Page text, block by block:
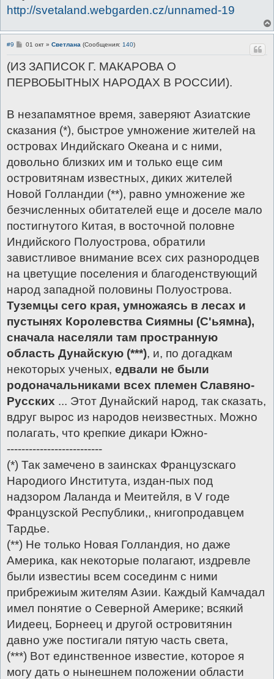
http://svetaland.webgarden.cz/unnamed-19
#9
С
б
е
н
01 окт» Светлана (Сообщения: 140)
(ИЗ ЗАПИСОК Г. МАКАРОВА О
ПЕРВОБЫТНЫХ НАРОДАХ В РОССИИ).
В незапамятное время, заверяют Азиатские
сказания (*), быстрое умножение жителей на
островах Индийскаго Океана и с ними,
довольно близких им и только еще сим
островитянам известных, диких жителей
Новой Голландии (**), равно умножение же
безчисленных обитателей еще и доселе мало
постигнутого Китая, в восточной половне
Индийского Полуострова, обратили
завистливое внимание всех сих разнородцев
на цветущие поселения и благоденствующий
народ западной половины Полуострова.
Туземцы сего края, умножаясь в лесах и
пустынях Королевства Сиямны (С'ьямна),
сначала населяли там пространную
область Дунайскую (***), и, по догадкам
некоторых ученых, едвали не были
родоначальниками всех племен Славяно-
Русских ... Этот Дунайский народ, так сказать,
вдруг вырос из народов неизвестных. Можно
полагать, что крепкие дикари Южно-
--------------------------
(*) Так замечено в заинсках Французскаго
Народиого Института, издан-пых под
надзором Лаланда и Меитейля, в V годе
Французской Республики,, книгопродавцем
Тардье.
(**) Не только Новая Голландия, но даже
Америка, как некоторые полагают, издревле
были известиы всем сосединм с ними
прибрежиым жителям Азии. Каждый Камчадал
имел понятие о Северной Америке; всякий
Иидеец, Борнеец и другой островитянин
давно уже постигали пятую часть света,
(***) Вот единственное известие, которое я
могу дать о нынешнем положении области